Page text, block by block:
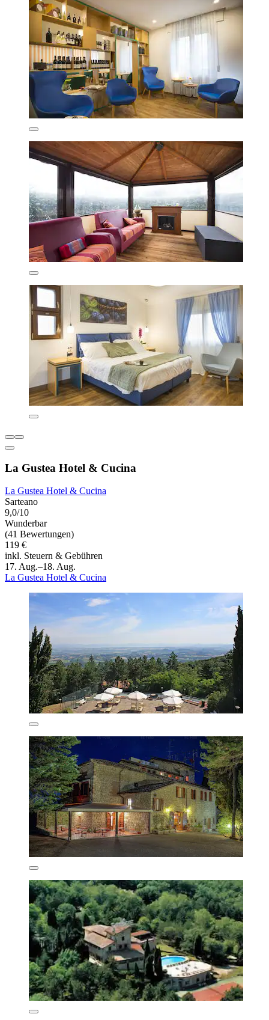
La Gustea Hotel & Cucina
La Gustea Hotel & Cucina
Sarteano
9,0/10
Wunderbar
(41 Bewertungen)
119 €
inkl. Steuern & Gebühren
17. Aug.–18. Aug.
La Gustea Hotel & Cucina